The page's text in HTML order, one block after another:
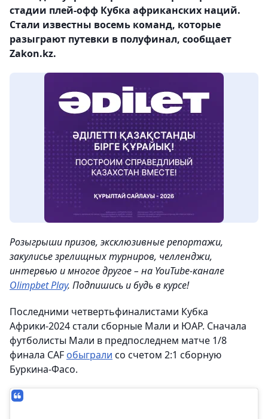
стадии плей-офф Кубка африканских наций.
Стали известны восемь команд, которые
разыграют путевки в полуфинал, сообщает
Zakon.kz.
Розыгрыши призов, эксклюзивные репортажи,
закулисье зрелищных турниров, челленджи,
интервью и многое другое – на YouTube-канале
Olimpbet Play. Подпишись и будь в курсе!
Последними четвертьфиналистами Кубка
Африки-2024 стали сборные Мали и ЮАР. Сначала
футболисты Мали в предпоследнем матче 1/8
финала CAF обыграли со счетом 2:1 сборную
Буркина-Фасо.